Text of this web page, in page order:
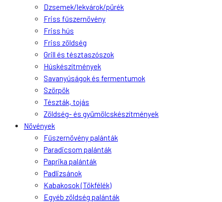
Dzsemek/lekvárok/pürék
Friss fűszernövény
Friss hús
Friss zöldség
Grill és tésztaszószok
Húskészítmények
Savanyúságok és fermentumok
Szörpök
Tészták, tojás
Zöldség- és gyümölcskészítmények
Növények
Fűszernövény palánták
Paradicsom palánták
Paprika palánták
Padlizsánok
Kabakosok (Tökfélék)
Egyéb zöldség palánták